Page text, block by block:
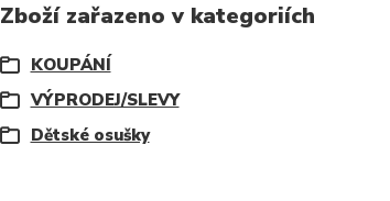
Zboží zařazeno v kategoriích
KOUPÁNÍ
VÝPRODEJ/SLEVY
Dětské osušky